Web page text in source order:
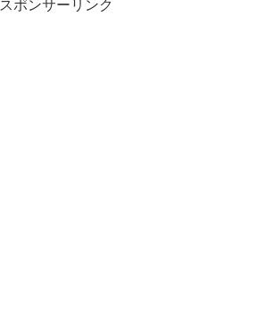
スポンサーリンク